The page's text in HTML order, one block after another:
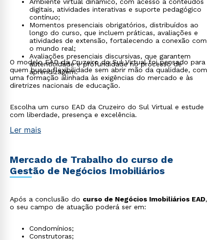
digitais, atividades interativas e suporte pedagógico
contínuo;
Momentos presenciais obrigatórios, distribuídos ao
longo do curso, que incluem práticas, avaliações e
atividades de extensão, fortalecendo a conexão com
o mundo real;
Avaliações presenciais discursivas, que garantem
autenticidade e profundidade no processo de
aprendizagem.
O modelo EAD da Cruzeiro do Sul Virtual foi pensado para
quem busca flexibilidade sem abrir mão da qualidade, com
uma formação alinhada às exigências do mercado e às
diretrizes nacionais de educação.
Escolha um curso EAD da Cruzeiro do Sul Virtual e estude
com liberdade, presença e excelência.
Ler mais
Mercado de Trabalho do curso de
Gestão de Negócios Imobiliários
Após a conclusão do curso de Negócios Imobiliários EAD,
o seu campo de atuação poderá ser em:
Condomínios;
Construtoras;